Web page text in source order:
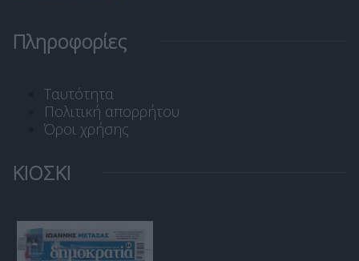
Πληροφορίες
Ταυτότητα
Πολιτική απορρήτου
Όροι χρήσης
ΚΙΟΣΚΙ